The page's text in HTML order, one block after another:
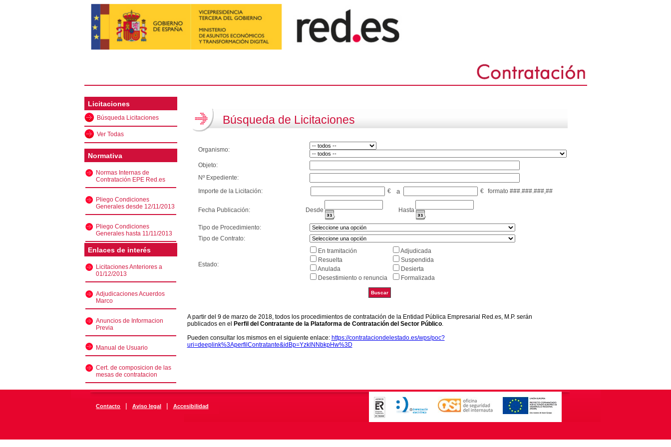
Licitaciones
Búsqueda Licitaciones
Ver Todas
Normativa
Normas Internas de
Contratación EPE Red.es
Pliego Condiciones
Generales desde 12/11/2013
Pliego Condiciones
Generales hasta 11/11/2013
Enlaces de interés
Licitaciones Anteriores a
01/12/2013
Adjudicaciones Acuerdos
Marco
Anuncios de Informacion
Previa
Manual de Usuario
Cert. de composicion de las
mesas de contratacion
Búsqueda de Licitaciones
Organismo:
Objeto:
Nº Expediente:
Importe de la Licitación:
€ a € formato ###.###.###,##
Fecha Publicación: Desde Hasta
Tipo de Procedimiento:
Tipo de Contrato:
Estado:
En tramitación
Adjudicada
Resuelta
Suspendida
Anulada
Desierta
Desestimiento o renuncia
Formalizada
A partir del 9 de marzo de 2018, todos los procedimientos de contratación de la Entidad Pública Empresarial Red.es, M.P. serán
publicados en el
Perfil del Contratante de la Plataforma de Contratación del Sector Público.
Pueden consultar los mismos en el siguiente enlace: https://contrataciondelestado.es/wps/poc?
uri=deeplink%3AperfilContratante&idBp=YzklNNbkpHw%3D
Contacto | Aviso legal | Accesibilidad